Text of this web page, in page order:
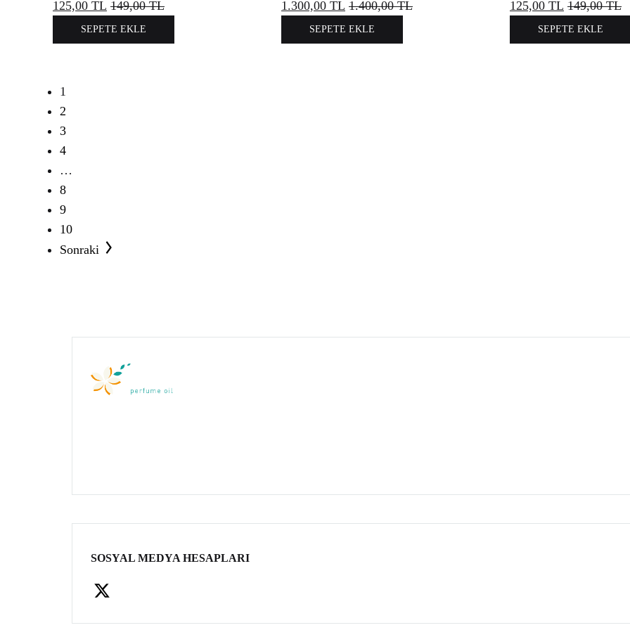
125,00 TL 149,00TL
SEPETE EKLE
1.300,00 TL 1.400,00TL
SEPETE EKLE
125,00 TL 149,00TL
SEPETE EKLE
1
2
3
4
…
8
9
10
Sonraki
SOSYAL MEDYA HESAPLARI
Facebook